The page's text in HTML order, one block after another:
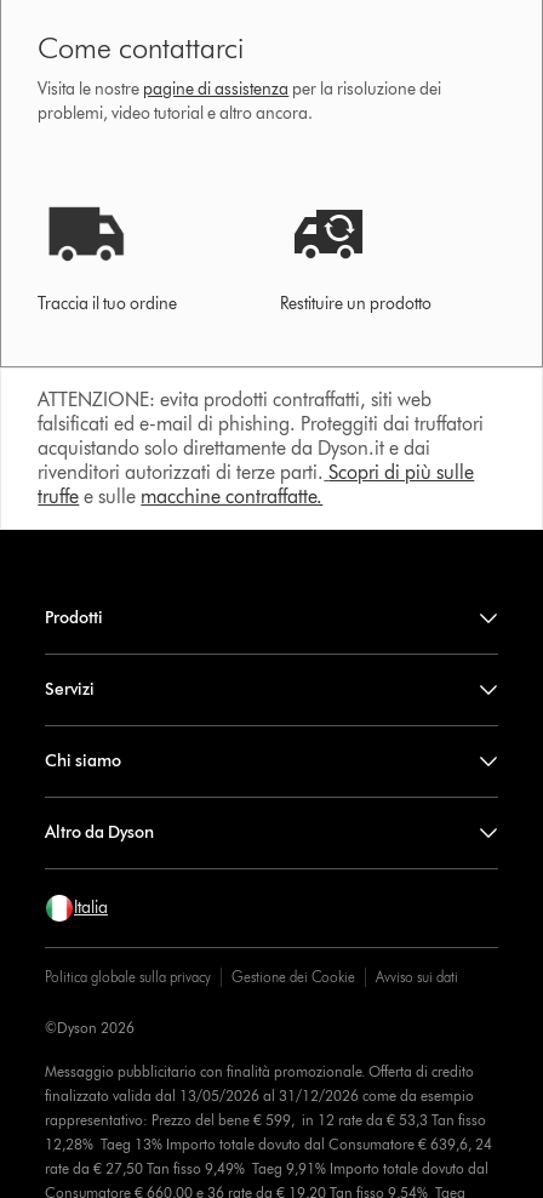
Come contattarci
Visita le nostre pagine di assistenza per la risoluzione dei
problemi, video tutorial e altro ancora.
Traccia il tuo ordine Restituire un prodotto
ATTENZIONE: evita prodotti contraffatti, siti web
falsificati ed e-mail di phishing. Proteggiti dai truffatori
acquistando solo direttamente da Dyson.it e dai
rivenditori autorizzati di terze parti. Scopri di più sulle
truffe e sulle macchine contraffatte.
Prodotti
Servizi
Chi siamo
Altro da Dyson
Italia
Politica globale sulla privacy Gestione dei Cookie Avviso sui dati
Messaggio pubblicitario con finalità promozionale. Offerta di credito
finalizzato valida dal 13/05/2026 al 31/12/2026 come da esempio
rappresentativo: Prezzo del bene € 599, in 12 rate da € 53,3 Tan fisso
12,28% Taeg 13% Importo totale dovuto dal Consumatore € 639,6, 24
rate da € 27,50 Tan fisso 9,49% Taeg 9,91% Importo totale dovuto dal
Consumatore € 660,00 e 36 rate da € 19,20 Tan fisso 9,54% Taeg
©Dyson 2026